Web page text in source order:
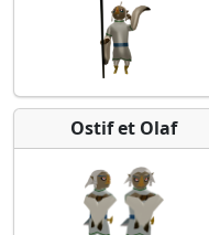
Ostif et Olaf